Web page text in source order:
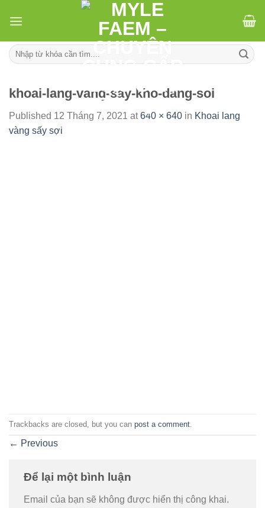
Tìm
kiếm:
khoai-lang-vang-say-kho-dang-soi
Published 12 Tháng 7, 2021 at640 × 640 in Khoai lang
vàng sấy sợi
Trackbacks are closed, but you can post a comment
← Previous
Để lại một bình luận
Email của bạn sẽ không được hiển thị công khai.